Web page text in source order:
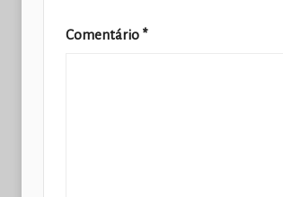
Comentário *